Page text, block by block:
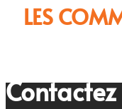
LES